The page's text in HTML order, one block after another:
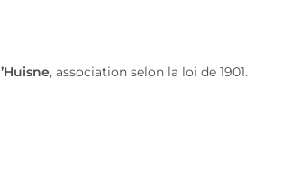
, association selon la loi de 1901.